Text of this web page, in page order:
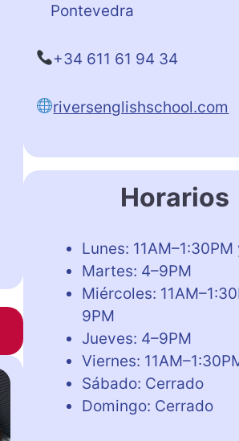
Pontevedra
+34 611 61 94 34
riversenglishschool.com
Horarios
Lunes:
Martes: 4–9PM
Miércoles:
9PM
Jueves: 4–9PM
Viernes:
Sábado: Cerrado
Domingo: Cerrado